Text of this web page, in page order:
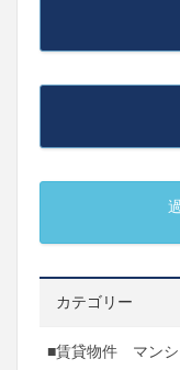
カテゴリー
■賃貸物件 マンシ